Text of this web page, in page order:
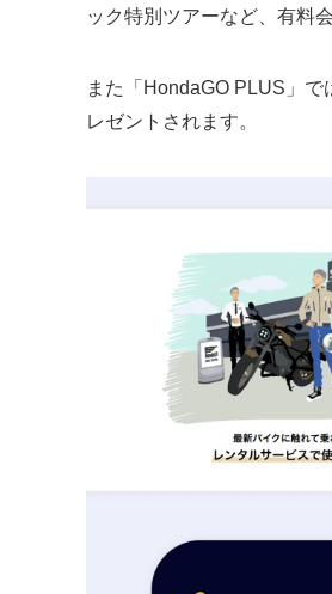
ック特別ツアーなど、有料
また「HondaGO PLUS」
レゼントされます。